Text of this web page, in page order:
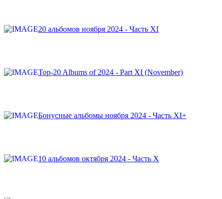
20 альбомов ноября 2024 - Часть XI
Top-20 Albums of 2024 - Part XI (November)
Бонусные альбомы ноября 2024 - Часть XI+
10 альбомов октября 2024 - Часть X